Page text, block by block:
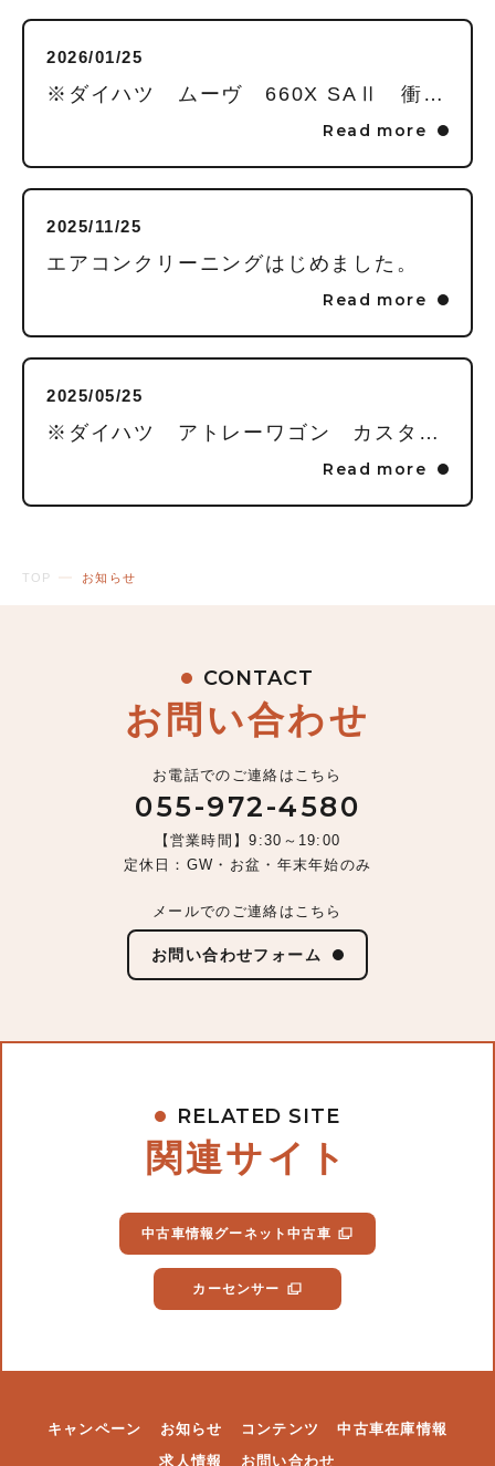
2026/01/25
※ダイハツ ムーヴ 660X SAⅡ 衝突軽減ブレーキ スマホ連動型オーディオ ご成約いただきました。ありがとうございました。
Read more
2025/11/25
エアコンクリーニングはじめました。
Read more
2025/05/25
※ダイハツ アトレーワゴン カスタムターボRS ナビTV HID 前後カメラドライブレコーダー ご成約いただきました。ありがとうございました。
Read more
TOP お知らせ
CONTACT
お問い合わせ
お電話でのご連絡はこちら
055-972-4580
【営業時間】9:30～19:00
定休日：GW・お盆・年末年始のみ
メールでのご連絡はこちら
お問い合わせフォーム
RELATED SITE
関連サイト
中古車情報グーネット中古車
カーセンサー
キャンペーン お知らせ コンテンツ
中古車在庫情報
求人情報
お問い合わせ